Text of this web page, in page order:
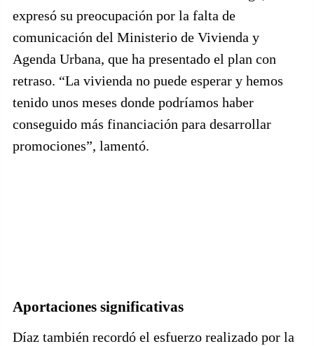
expresó su preocupación por la falta de
comunicación del Ministerio de Vivienda y
Agenda Urbana, que ha presentado el plan con
retraso. “La vivienda no puede esperar y hemos
tenido unos meses donde podríamos haber
conseguido más financiación para desarrollar
promociones”, lamentó.
Aportaciones significativas
Díaz también recordó el esfuerzo realizado por la